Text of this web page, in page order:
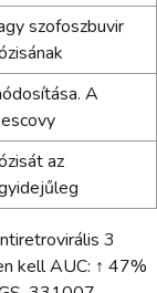
szofoszbuvir
A
az
3
kell AUC: ↑ 47%